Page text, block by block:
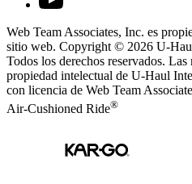
Web Team Associates, Inc. es
sitio web. Copyright © 2026 U-
Todos los derechos reservados. Las
propiedad intelectual de U-Haul
con licencia de Web Team
Air-Cushioned Ride®